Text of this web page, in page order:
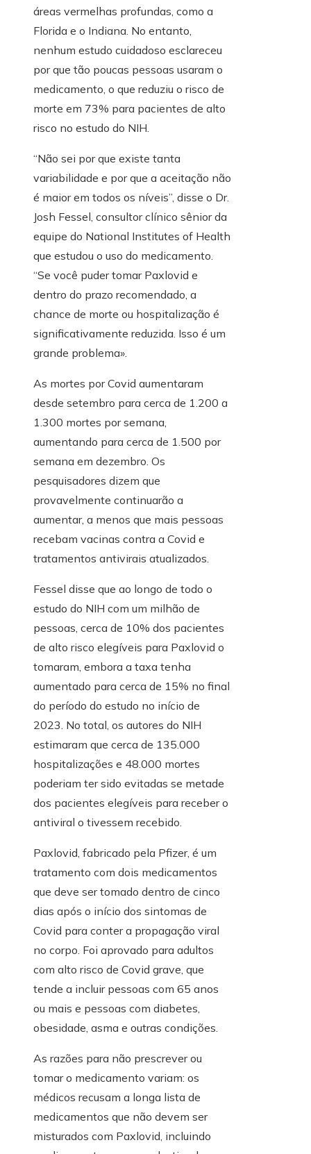
áreas vermelhas profundas, como a
Florida e o Indiana. No entanto,
nenhum estudo cuidadoso esclareceu
por que tão poucas pessoas usaram o
medicamento, o que reduziu o risco de
morte em 73% para pacientes de alto
risco no estudo do NIH.
“Não sei por que existe tanta
variabilidade e por que a aceitação não
é maior em todos os níveis”, disse o Dr.
Josh Fessel, consultor clínico sênior da
equipe do National Institutes of Health
que estudou o uso do medicamento.
“Se você puder tomar Paxlovid e
dentro do prazo recomendado, a
chance de morte ou hospitalização é
significativamente reduzida. Isso é um
grande problema».
As mortes por Covid aumentaram
desde setembro para cerca de 1.200 a
1.300 mortes por semana,
aumentando para cerca de 1.500 por
semana em dezembro. Os
pesquisadores dizem que
provavelmente continuarão a
aumentar, a menos que mais pessoas
recebam vacinas contra a Covid e
tratamentos antivirais atualizados.
Fessel disse que ao longo de todo o
estudo do NIH com um milhão de
pessoas, cerca de 10% dos pacientes
de alto risco elegíveis para Paxlovid o
tomaram, embora a taxa tenha
aumentado para cerca de 15% no final
do período do estudo no início de
2023. No total, os autores do NIH
estimaram que cerca de 135.000
hospitalizações e 48.000 mortes
poderiam ter sido evitadas se metade
dos pacientes elegíveis para receber o
antiviral o tivessem recebido.
Paxlovid, fabricado pela Pfizer, é um
tratamento com dois medicamentos
que deve ser tomado dentro de cinco
dias após o início dos sintomas de
Covid para conter a propagação viral
no corpo. Foi aprovado para adultos
com alto risco de Covid grave, que
tende a incluir pessoas com 65 anos
ou mais e pessoas com diabetes,
obesidade, asma e outras condições.
As razões para não prescrever ou
tomar o medicamento variam: os
médicos recusam a longa lista de
medicamentos que não devem ser
misturados com Paxlovid, incluindo